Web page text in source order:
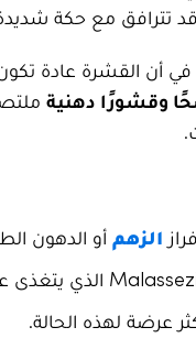
تترافق مع حكة
في أن القشرة عادة
وقشورًا دهنية
الزهم أو الدهون
عرضة لهذه الحالة.